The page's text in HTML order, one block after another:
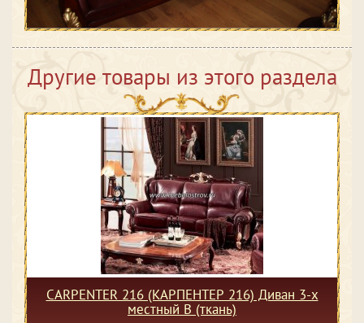
Другие товары из этого раздела
CARPENTER 216 (КАРПЕНТЕР 216) Диван 3-х
местный В (ткань)